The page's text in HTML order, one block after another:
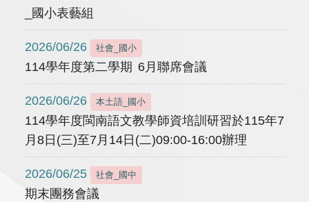
_國小表藝組
2026/06/26 社會_國小
114學年度第二學期 6月聯席會議
2026/06/26 本土語_國小
114學年度閩南語文教學師資培訓研習於115年7
月8日(三)至7月14日(二)09:00-16:00辦理
2026/06/25 社會_國中
期末團務會議